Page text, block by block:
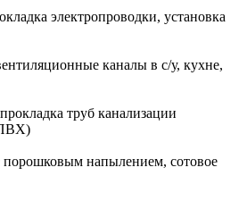
электропроводки, установка
каналы в с/у, кухне,
труб канализации
порошковым напылением, сотовое